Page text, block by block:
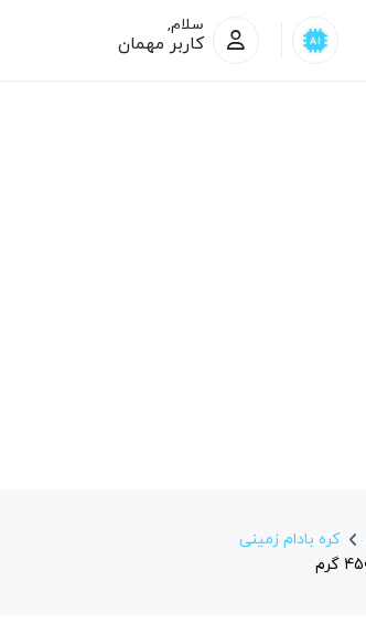
سلام,
کاربر مهمان
کره بادام زمینی